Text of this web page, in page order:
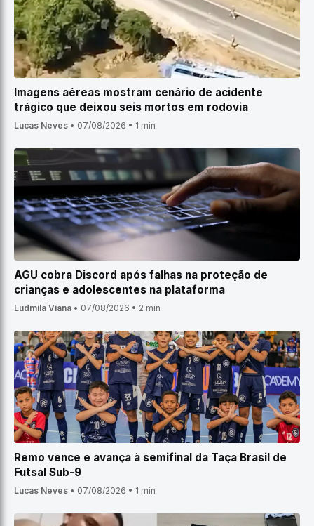
Imagens aéreas mostram cenário de acidente
trágico que deixou seis mortos em rodovia
Lucas Neves • 07/08/2026 • 1 min
AGU cobra Discord após falhas na proteção de
crianças e adolescentes na plataforma
Ludmila Viana • 07/08/2026 • 2 min
Remo vence e avança à semifinal da Taça Brasil de
Futsal Sub-9
Lucas Neves • 07/08/2026 • 1 min